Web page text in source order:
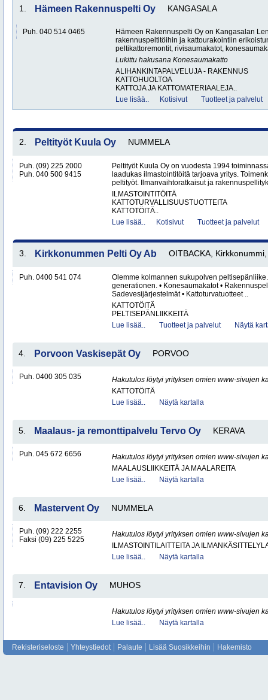
1. Hämeen Rakennuspelti Oy KANGASALA
Puh. 040 514 0465
Hämeen Rakennuspelti Oy on Kangasalan
rakennuspeltitöihin ja kattourakointiin
peltikattoremontit, rivisaumakatot,
Lukittu hakusana Konesaumakatto
ALIHANKINTAPALVELUJA - RAKENNUS
KATTOHUOLTOA
KATTOJA JA KATTOMATERIAALEJA..
Lue lisää..
Kotisivut Tuotteet ja palvelut
2. Peltityöt Kuula Oy NUMMELA
Puh. (09) 225 2000
Puh. 040 500 9415
Peltityöt Kuula Oy on vuodesta 1994
laadukas ilmastointitöitä tarjoava yritys.
peltityöt. Ilmanvaihtoratkaisut ja
ILMASTOINTITÖITÄ
KATTOTURVALLISUUSTUOTTEITA
KATTOTÖITÄ..
Lue lisää..
Kotisivut Tuotteet ja palvelut
3. Kirkkonummen Pelti Oy Ab OITBACKA,
Puh. 0400 541 074
Olemme kolmannen sukupolven
generationen. • Konesaumakatot •
Sadevesijärjestelmät • Kattoturvatuotteet ..
KATTOTÖITÄ
PELTISEPÄNLIIKKEITÄ
Lue lisää..
Tuotteet ja palvelut Näytä
4. Porvoon Vaskisepät Oy PORVOO
Puh. 0400 305 035
Hakutulos löytyi yrityksen omien www-sivujen
KATTOTÖITÄ
Lue lisää..
Näytä kartalla
5. Maalaus- ja remonttipalvelu Tervo Oy KERAVA
Puh. 045 672 6656
Hakutulos löytyi yrityksen omien www-sivujen
MAALAUSLIIKKEITÄ JA MAALAREITA
Lue lisää..
Näytä kartalla
6. Mastervent Oy NUMMELA
Puh. (09) 222 2255
Faksi (09) 225 5225
Hakutulos löytyi yrityksen omien www-sivujen
ILMASTOINTILAITTEITA JA
Lue lisää..
Näytä kartalla
7. Entavision Oy MUHOS
Hakutulos löytyi yrityksen omien www-sivujen
Lue lisää..
Näytä kartalla
Rekisteriseloste Yhteystiedot Palaute Lisää Suosikkeihin Hakemisto